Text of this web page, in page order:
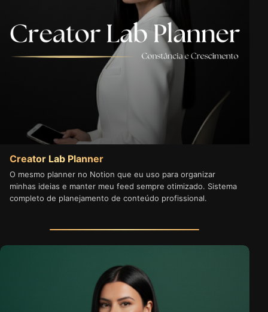
Creator Lab Planner
O mesmo planner no Notion que eu uso para organizar
minhas ideias e manter meu feed sempre otimizado. Sistema
completo de planejamento de conteúdo profissional.